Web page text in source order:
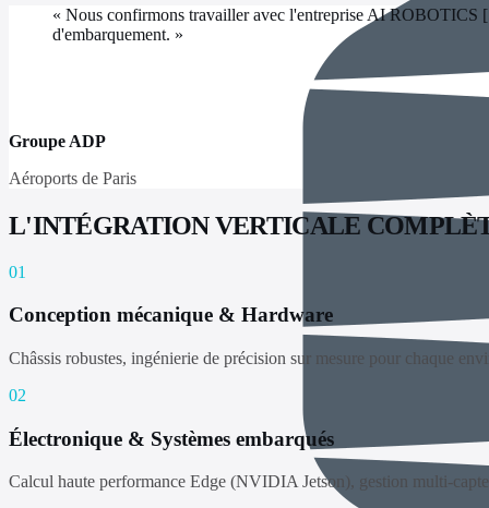
« Nous confirmons travailler avec l'entreprise AI ROBOTICS
d'embarquement. »
Groupe ADP
Aéroports de Paris
L'INTÉGRATION VERTICALE
01
Conception mécanique & Hardware
Châssis robustes, ingénierie de précision sur mesure pour chaque
02
Électronique & Systèmes embarqués
Calcul haute performance Edge (NVIDIA Jetson), gestion multi-